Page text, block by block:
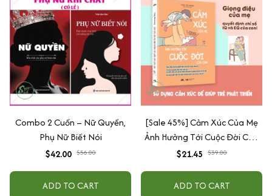
Combo 2 Cuốn – Nữ Quyền,
Phụ Nữ Biết Nói
$42.00 $56.00
ADD TO CART
[Sale 45%] Cảm Xúc Của Mẹ
Ảnh Hưởng Tới Cuộc Đời Của
Con
$21.45 $39.00
ADD TO CART